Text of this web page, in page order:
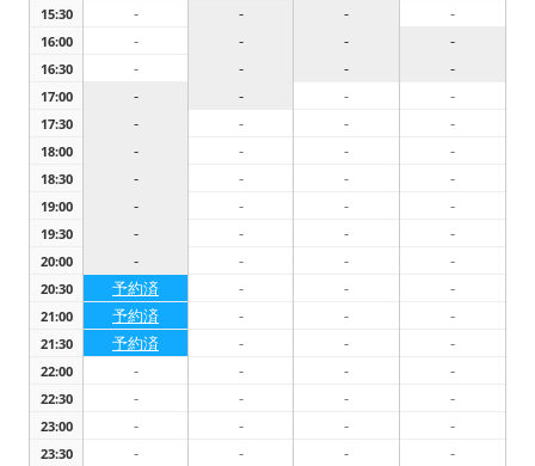
15:30 - - - -
16:00 - - - -
16:30 - - - -
17:00 - - - -
17:30 - - - -
18:00 - - - -
18:30 - - - -
19:00 - - - -
19:30 - - - -
20:00 - - - -
20:30 予約済 - - -
21:00 予約済 - - -
21:30 予約済 - - -
22:00 - - - -
22:30 - - - -
23:00 - - - -
23:30 - - - -